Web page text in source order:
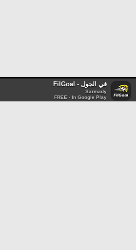
في الجول - FilGoal
Sarmady
FREE - In Google Play